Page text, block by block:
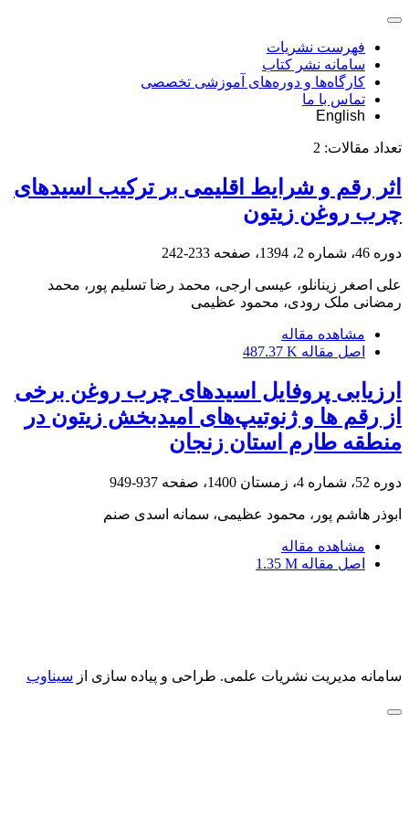
فهرست نشریات
سامانه نشر کتاب
کارگاه‌ها و دوره‌های آموزشی تخصصی
تماس با ما
English
تعداد مقالات: 2
اثر رقم و شرایط اقلیمی بر ترکیب اسیدهای
چرب روغن زیتون
دوره 46، شماره 2، 1394، صفحه 233-242
علی اصغر زینانلو، عیسی ارجی، محمد رضا تسلیم پور، محمد
رمضانی ملک رودی، محمود عظیمی
مشاهده مقاله
اصل مقاله 487.37 K
ارزیابی پروفایل اسیدهای چرب روغن برخی
از رقم ها و ژنوتیپ‌های امیدبخش زیتون در
منطقه ‏طارم استان زنجان
دوره 52، شماره 4، زمستان 1400، صفحه 937-949
ابوذر هاشم پور، محمود عظیمی، سمانه اسدی صنم
مشاهده مقاله
اصل مقاله 1.35 M
سامانه مدیریت نشریات علمی. طراحی و پیاده سازی از سیناوب